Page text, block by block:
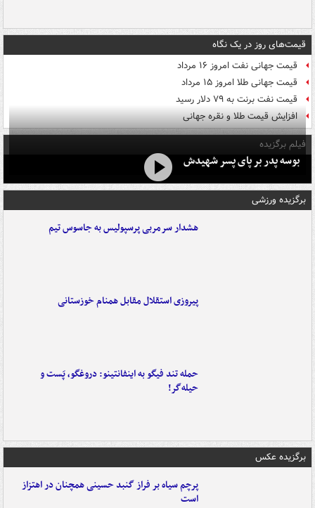
قیمت‌های روز در یک نگاه
قیمت جهانی نفت امروز ۱۶ مرداد
قیمت جهانی طلا امروز ۱۵ مرداد
قیمت نفت برنت به ۷۹ دلار رسید
افزایش قیمت طلا و نقره جهانی
فیلم برگزیده
بوسه‌ پدر بر پای پسر شهیدش
برگزیده ورزشی
هشدار سرمربی پرسپولیس به جاسوس تیم
پیروزی استقلال مقابل همنام خوزستانی
حمله تند فیگو به اینفانتینو: دروغگو، پَست‌ و
حیله‌گر!
برگزیده عکس
پرچم سیاه بر فراز گنبد حسینی همچنان در اهتزاز
است